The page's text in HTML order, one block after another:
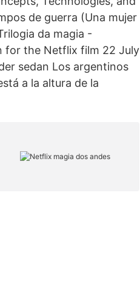
de guerra (Una mujer
da magia -
for the Netflix film 22 July
sedan Los argentinos
a la altura de la